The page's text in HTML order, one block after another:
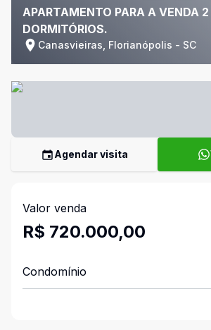
APARTAMENTO PARA A VENDA 2
DORMITÓRIOS.
Canasvieiras, Florianópolis - SC
Agendar visita
Valor venda
R$ 720.000,00
Condomínio